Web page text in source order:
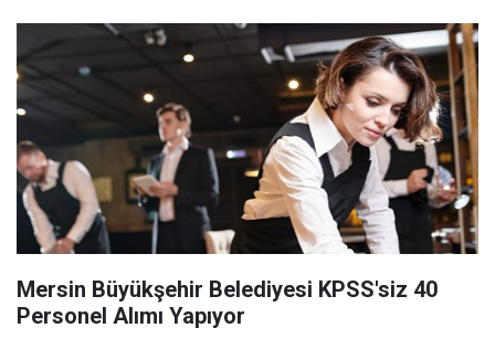
Mersin Büyükşehir Belediyesi KPSS'siz 40
Personel Alımı Yapıyor